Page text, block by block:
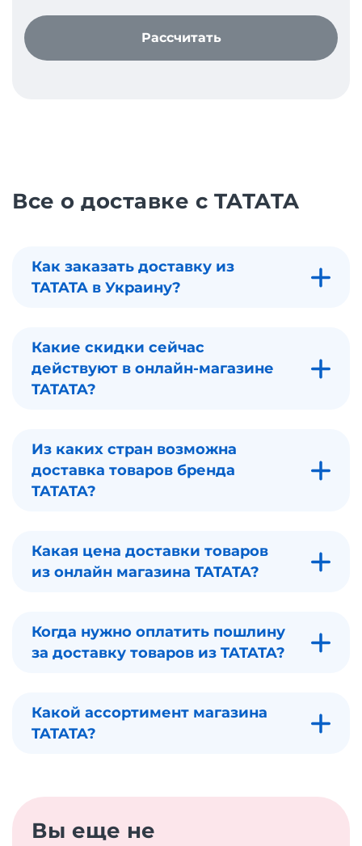
Рассчитать
Все о доставке с TATATA
Как заказать доставку из
TATATA в Украину?
Какие скидки сейчас
действуют в онлайн-магазине
TATATA?
Из каких стран возможна
доставка товаров бренда
TATATA?
Какая цена доставки товаров
из онлайн магазина TATATA?
Когда нужно оплатить пошлину
за доставку товаров из TATATA?
Какой ассортимент магазина
TATATA?
Вы еще не